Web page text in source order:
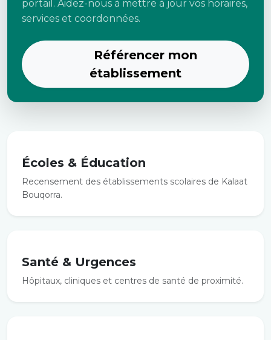
portail. Aidez-nous à mettre à jour vos horaires,
services et coordonnées.
Référencer mon
établissement
Écoles & Éducation
Recensement des établissements scolaires de Kalaat
Bouqorra.
Santé & Urgences
Hôpitaux, cliniques et centres de santé de proximité.